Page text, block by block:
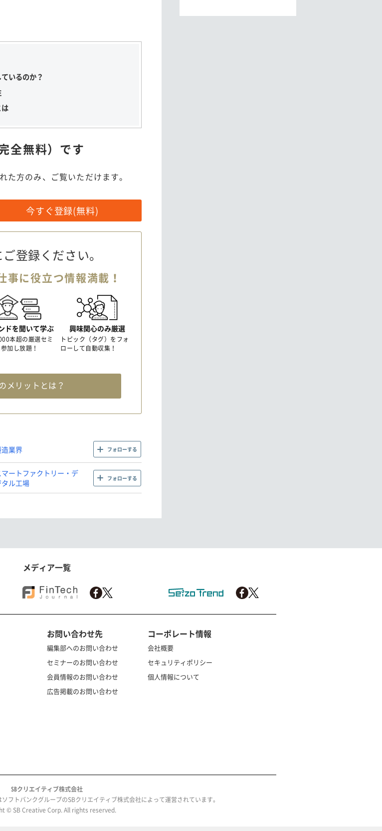
いるのか？
全無料）です
方のみ、ご覧いただけます。
今すぐ登録(無料)
ご登録ください。
事に役立つ情報満載！
ドを聞いて学ぶ
本超の厳選セミ
加し放題！
興味関心のみ厳選
トピック（タグ）をフォ
ローして自動収集！
メリットとは？
業界 フォローする
マートファクトリー・デ
タル工場
フォローする
メディア一覧
お問い合わせ先
編集部へのお問い合わせ
セミナーのお問い合わせ
会員情報のお問い合わせ
広告掲載のお問い合わせ
コーポレート情報
会社概要
セキュリティポリシー
個人情報について
SBクリエイティブ株式会社
フトバンクグループのSBクリエイティブ株式会社によって運営されています。
© SB Creative Corp. All rights reserved.